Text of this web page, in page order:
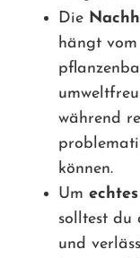
Die
hängt
während
können.
Um
solltest
und